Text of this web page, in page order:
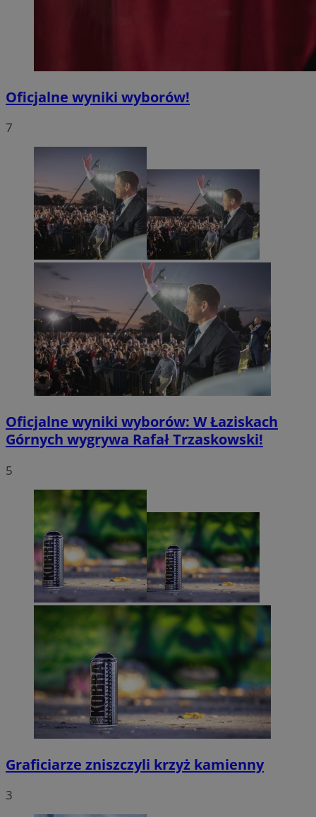
Oficjalne wyniki wyborów!
7
Oficjalne wyniki wyborów: W Łaziskach
Górnych wygrywa Rafał Trzaskowski!
5
Graficiarze zniszczyli krzyż kamienny
3